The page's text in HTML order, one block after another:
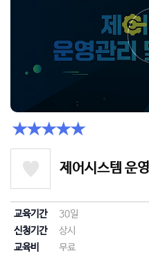
★★★★★
제어시스템 운
교육기간 30일
신청기간
상시
교육비
무료